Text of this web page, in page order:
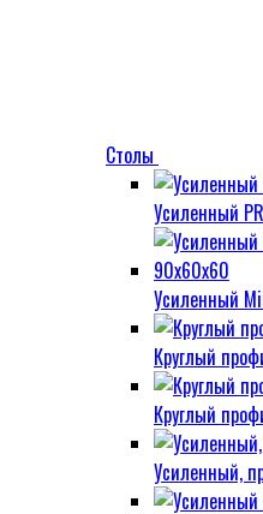
Столы
Усиленный
Усиленный
Круглый
Круглый
Усиленный,